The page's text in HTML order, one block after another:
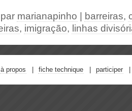
marianapinho barreiras,
, imigração, linhas
à propos fiche technique participer